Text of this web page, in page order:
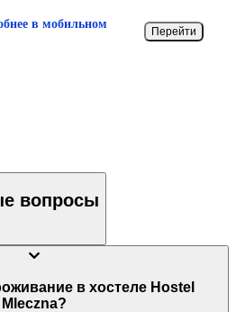
в мобильном
Перейти
вопросы
в хостеле Hostel
Mleczna?